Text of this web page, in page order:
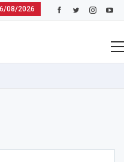
08/2026